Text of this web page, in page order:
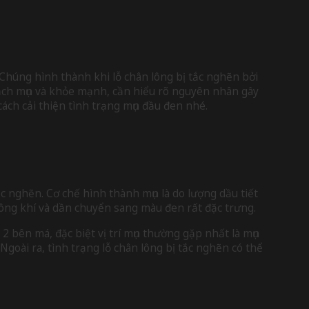
hình thành khi lỗ chân lông bị tắc nghẽn bởi
mụn và khỏe mạnh, cần hiểu rõ nguyên nhân gây
cải thiện tình trạng mụn đầu đen nhé.
nghẽn. Cơ chế hình thành mụn là do lượng dầu tiết
khí và dần chuyển sang màu đen rất đặc trưng.
má, đặc biệt vị trí mụn thường gặp nhất là mụn
ra, tình trạng lỗ chân lông bị tắc nghẽn có thể